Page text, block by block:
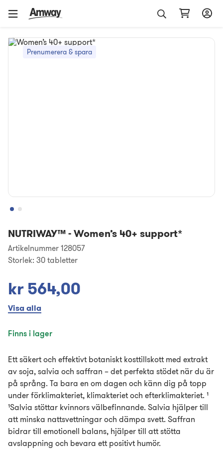
Prenumerera & spara
NUTRIWAY™-Women’s 40+ support*
Artikelnummer 128057
Storlek: 30 tabletter
kr 564,00
Visa alla
Finns i lager
Ett säkert och effektivt botaniskt kosttillskott med extrakt
av soja, salvia och saffran – det perfekta stödet när du är
på språng. Ta bara en om dagen och känn dig på topp
under förklimakteriet, klimakteriet och efterklimakteriet. ¹
¹Salvia stöttar kvinnors välbefinnande. Salvia hjälper till
att minska nattsvettningar och dämpa svett. Saffran
bidrar till emotionell balans, hjälper till att stötta
avslappning och bevara ett positivt humör.